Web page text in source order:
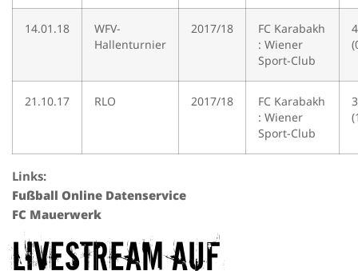
14.01.18
WFV-
Hallenturnier
2017/18
FC Karabakh
: Wiener
Sport-Club
21.10.17 RLO 2017/18
FC Karabakh
: Wiener
Sport-Club
Links:
Fußball Online Datenservice
FC Mauerwerk
Livestream auf